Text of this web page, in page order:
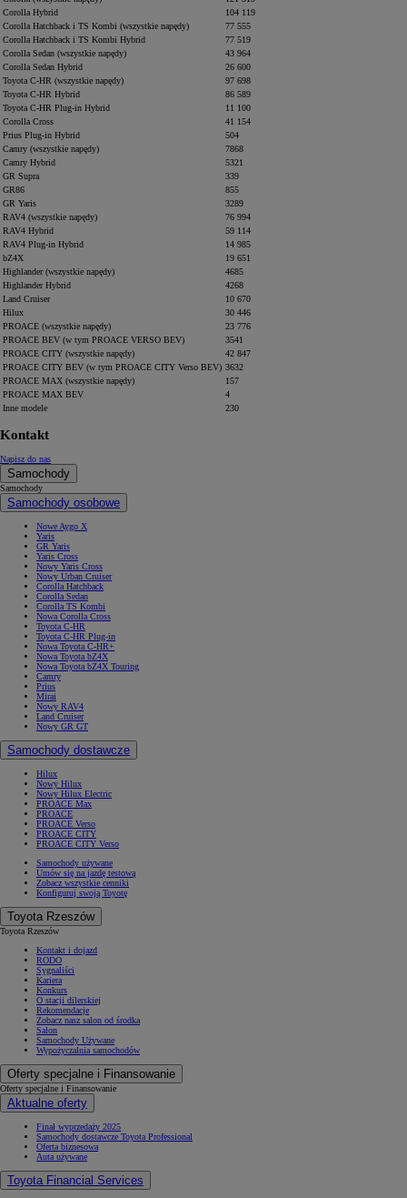
Corolla Hybrid
104 119
Corolla Hatchback i TS Kombi (wszystkie napędy)
77 555
Corolla Hatchback i TS Kombi Hybrid
77 519
Corolla Sedan (wszystkie napędy)
43 964
Corolla Sedan Hybrid
26 600
Toyota C-HR (wszystkie napędy)
97 698
Toyota C-HR Hybrid
86 589
Toyota C-HR Plug-in Hybrid
11 100
Corolla Cross
41 154
Prius Plug-in Hybrid
504
Camry (wszystkie napędy)
7868
Camry Hybrid
5321
GR Supra
339
GR86
855
GR Yaris
3289
RAV4 (wszystkie napędy)
76 994
RAV4 Hybrid
59 114
RAV4 Plug-in Hybrid
14 985
bZ4X
19 651
Highlander (wszystkie napędy)
4685
Highlander Hybrid
4268
Land Cruiser
10 670
Hilux
30 446
PROACE (wszystkie napędy)
23 776
PROACE BEV (w tym PROACE VERSO BEV)
3541
PROACE CITY (wszystkie napędy)
42 847
PROACE CITY BEV (w tym PROACE CITY Verso BEV) 3632
PROACE MAX (wszystkie napędy)
157
PROACE MAX BEV
4
Inne modele
230
Kontakt
Napisz do nas
Samochody
Samochody
Samochody osobowe
Nowe Aygo X
Yaris
GR Yaris
Yaris Cross
Nowy Yaris Cross
Nowy Urban Cruiser
Corolla Hatchback
Corolla Sedan
Corolla TS Kombi
Nowa Corolla Cross
Toyota C-HR
Toyota C-HR Plug-in
Nowa Toyota C-HR+
Nowa Toyota bZ4X
Nowa Toyota bZ4X Touring
Camry
Prius
Mirai
Nowy RAV4
Land Cruiser
Nowy GR GT
Samochody dostawcze
Hilux
Nowy Hilux
Nowy Hilux Electric
PROACE Max
PROACE
PROACE Verso
PROACE CITY
PROACE CITY Verso
Samochody używane
Umów się na jazdę testową
Zobacz wszystkie cenniki
Konfiguruj swoją Toyotę
Toyota Rzeszów
Toyota Rzeszów
Kontakt i dojazd
RODO
Sygnaliści
Kariera
Konkurs
O stacji dilerskiej
Rekomendacje
Zobacz nasz salon od środka
Salon
Samochody Używane
Wypożyczalnia samochodów
Oferty specjalne i Finansowanie
Oferty specjalne i Finansowanie
Aktualne oferty
Finał wyprzedaży 2025
Samochody dostawcze Toyota Professional
Oferta biznesowa
Auta używane
Toyota Financial Services